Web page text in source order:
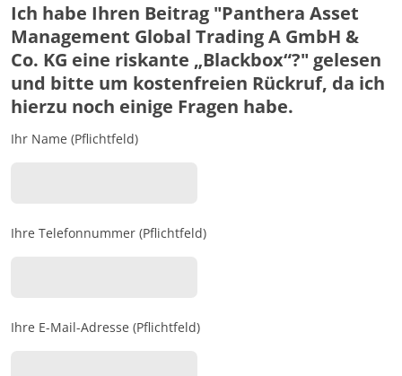
Ich habe Ihren Beitrag "Panthera Asset
Management Global Trading A GmbH &
Co. KG eine riskante „Blackbox“?" gelesen
und bitte um kostenfreien Rückruf, da ich
hierzu noch einige Fragen habe.
Ihr Name (Pflichtfeld)
Ihre Telefonnummer (Pflichtfeld)
Ihre E-Mail-Adresse (Pflichtfeld)